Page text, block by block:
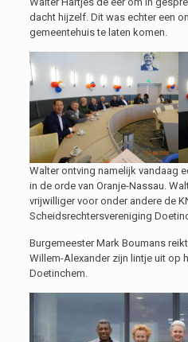
dacht hijzelf. Dit was echter een
gemeentehuis te laten komen.
Walter ontving namelijk vandaag
in de orde van Oranje-Nassau.
vrijwilliger voor onder andere de
Scheidsrechtersvereniging
Burgemeester Mark Boumans
Willem-Alexander zijn lintje uit op
Doetinchem.